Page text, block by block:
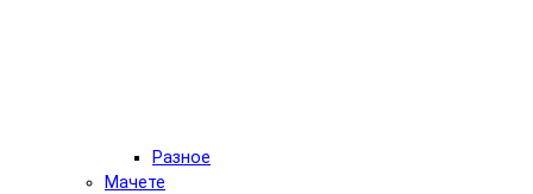
Разное
Мачете